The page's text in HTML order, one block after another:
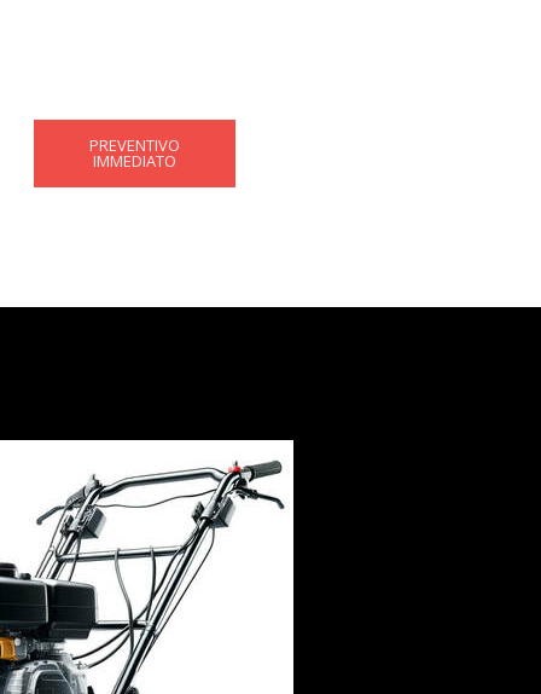
PREVENTIVO
IMMEDIATO